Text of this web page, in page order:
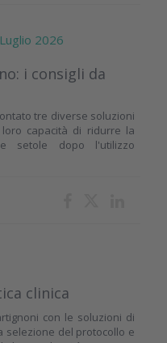
2026
i consigli da
tre diverse soluzioni
capacità di ridurre la
setole dopo l'utilizzo
clinica
con le soluzioni di
selezione del protocollo e